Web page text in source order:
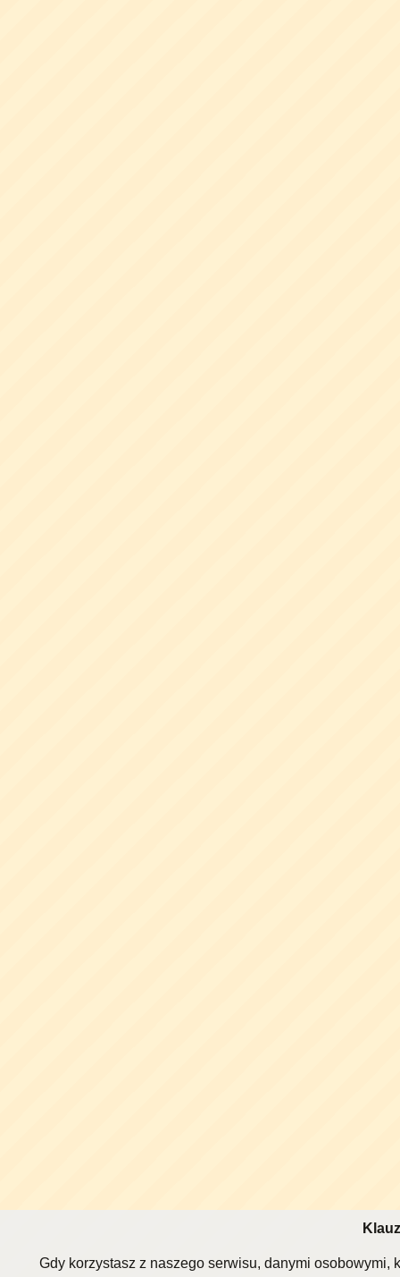
Gdy korzystasz z naszego serwisu, danymi osobowymi,